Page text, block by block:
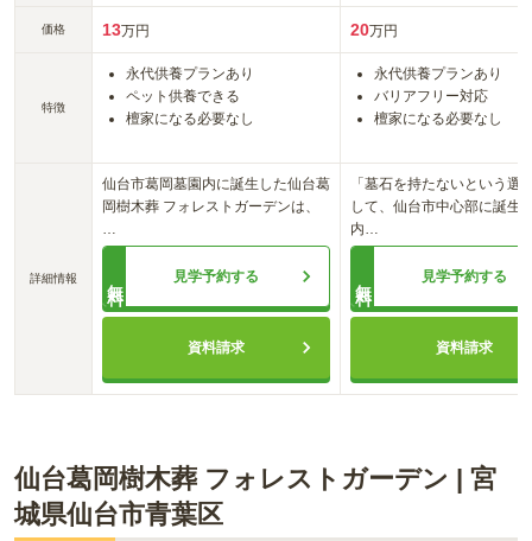
価格
特徴
詳細情報
13万円
永代供養プランあり
ペット供養できる
檀家になる必要なし
仙台市葛岡墓園内に誕生した仙台葛
岡樹木葬 フォレストガーデンは、
見学予約する
資料請求
20万円
永代供養プランあり
バリアフリー対応
檀家になる必要なし
「墓石を持たないという選
して、仙台市中心部に誕生
内
見学予約する
資料請求
仙台葛岡樹木葬 フォレストガーデン | 宮
城県仙台市青葉区